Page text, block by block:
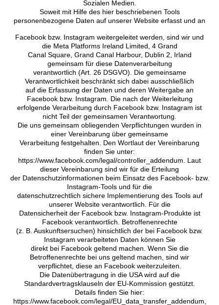
Sozialen Medien.
Soweit mit Hilfe des hier beschriebenen Tools
personenbezogene Daten auf unserer Website erfasst und an
Facebook bzw. Instagram weitergeleitet werden, sind wir und
die Meta Platforms Ireland Limited, 4 Grand
Canal Square, Grand Canal Harbour, Dublin 2, Irland
gemeinsam für diese Datenverarbeitung
verantwortlich (Art. 26 DSGVO). Die gemeinsame
Verantwortlichkeit beschränkt sich dabei ausschließlich
auf die Erfassung der Daten und deren Weitergabe an
Facebook bzw. Instagram. Die nach der Weiterleitung
erfolgende Verarbeitung durch Facebook bzw. Instagram ist
nicht Teil der gemeinsamen Verantwortung.
Die uns gemeinsam obliegenden Verpflichtungen wurden in
einer Vereinbarung über gemeinsame
Verarbeitung festgehalten. Den Wortlaut der Vereinbarung
finden Sie unter:
https://www.facebook.com/legal/controller_addendum. Laut
dieser Vereinbarung sind wir für die Erteilung
der Datenschutzinformationen beim Einsatz des Facebook- bzw.
Instagram-Tools und für die
datenschutzrechtlich sichere Implementierung des Tools auf
unserer Website verantwortlich. Für die
Datensicherheit der Facebook bzw. Instagram-Produkte ist
Facebook verantwortlich. Betroffenenrechte
(z. B. Auskunftsersuchen) hinsichtlich der bei Facebook bzw.
Instagram verarbeiteten Daten können Sie
direkt bei Facebook geltend machen. Wenn Sie die
Betroffenenrechte bei uns geltend machen, sind wir
verpflichtet, diese an Facebook weiterzuleiten.
Die Datenübertragung in die USA wird auf die
Standardvertragsklauseln der EU-Kommission gestützt.
Details finden Sie hier:
https://www.facebook.com/legal/EU_data_transfer_addendum,